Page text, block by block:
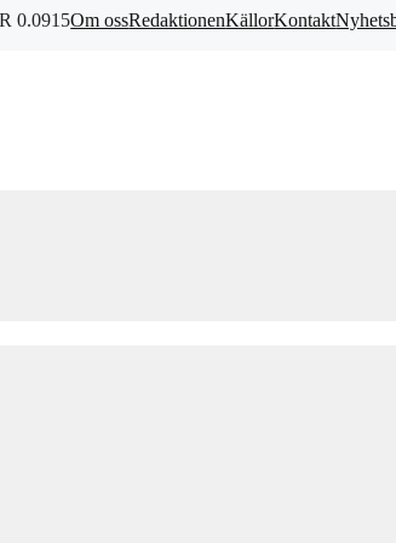
0.0915Om ossRedaktionenKällorKontakt